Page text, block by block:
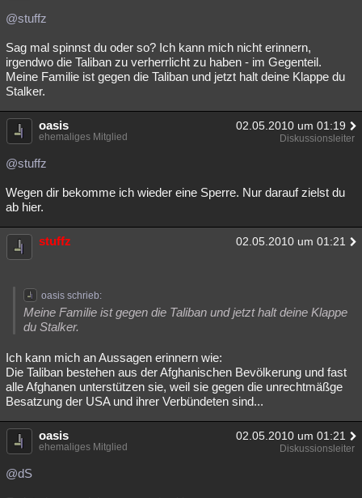
@stuffz
Sag mal spinnst du oder so? Ich kann mich nicht erinnern,
irgendwo die Taliban zu verherrlicht zu haben - im Gegenteil.
Meine Familie ist gegen die Taliban und jetzt halt deine Klappe du
Stalker.
oasis 02.05.2010 um 01:19
ehemaliges Mitglied Diskussionsleiter
@stuffz
Wegen dir bekomme ich wieder eine Sperre. Nur darauf zielst du
ab hier.
stuffz 02.05.2010 um 01:21
oasis schrieb:
Meine Familie ist gegen die Taliban und jetzt halt deine Klappe
du Stalker.
Ich kann mich an Aussagen erinnern wie:
Die Taliban bestehen aus der Afghanischen Bevölkerung und fast
alle Afghanen unterstützen sie, weil sie gegen die unrechtmäßge
Besatzung der USA und ihrer Verbündeten sind...
oasis 02.05.2010 um 01:21
ehemaliges Mitglied Diskussionsleiter
@dS